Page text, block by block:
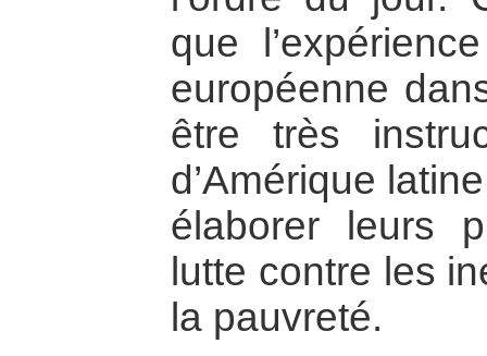
que
européenne
être très
d’Amérique
élaborer leurs
lutte contre les
la pauvreté.